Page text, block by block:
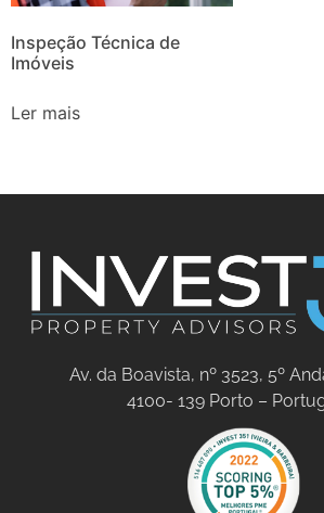
Inspeção Técnica de
Imóveis
Ler mais
Av. da Boavista, nº 3523, 5º
4100- 139 Porto –